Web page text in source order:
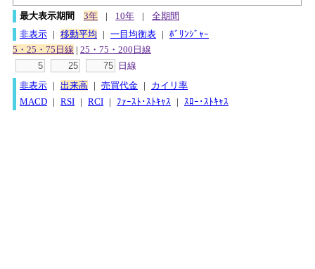
最大表示期間 3年 | 10年 |
全期間
非表示 | 移動平均 | 一目均衡表 | ﾎﾞﾘﾝｼﾞｬｰ
5・25・75日線 | 25・75・200日線
日線
非表示 | 出来高 | 売買代金 |
カイリ率
MACD | RSI | RCI | ﾌｧｰｽﾄ･ｽﾄｷｬｽ | ｽﾛｰ･ｽﾄｷｬｽ